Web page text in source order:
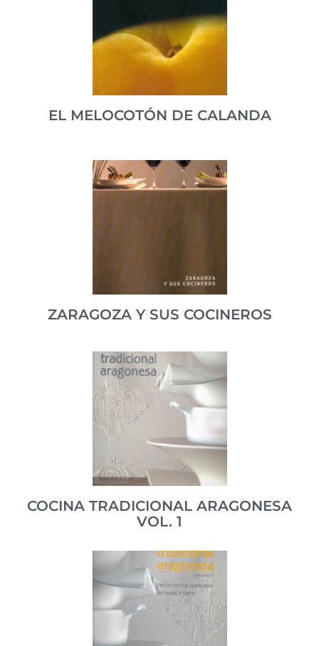
Repaso a la cocina tradicional de la provincia de
Teruel.
ISBN 84-96053-03-2
VER PUBLICACIÓN
EL MELOCOTÓN DE CALANDA
ZARAGOZA Y SUS COCINEROS
Un repaso a la cocina con más proyección. Editado
por Horeca y el Plan de Excelencia. Realizado por
Comunicación y Medios de Aragón. Publicado en el
ISBN 84-95490-59-5
COCINA TRADICIONAL ARAGONESA
VOL. 1
Una amplísima muestra de la cocina regional. Editado
por Prensa Diaria Aragonesa, coordinado por Juan